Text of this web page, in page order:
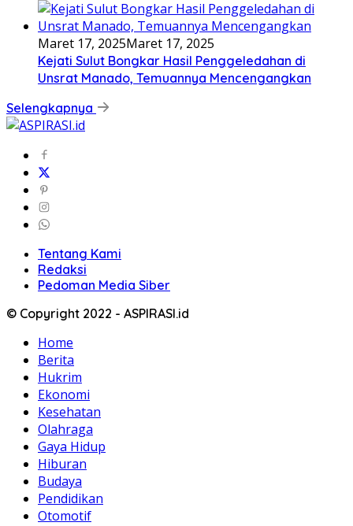
Maret 17, 2025Maret 17, 2025
Kejati Sulut Bongkar Hasil Penggeledahan di
Unsrat Manado, Temuannya Mencengangkan
Selengkapnya
Tentang Kami
Redaksi
Pedoman Media Siber
© Copyright 2022 - ASPIRASI.id
Home
Berita
Hukrim
Ekonomi
Kesehatan
Olahraga
Gaya Hidup
Hiburan
Budaya
Pendidikan
Otomotif